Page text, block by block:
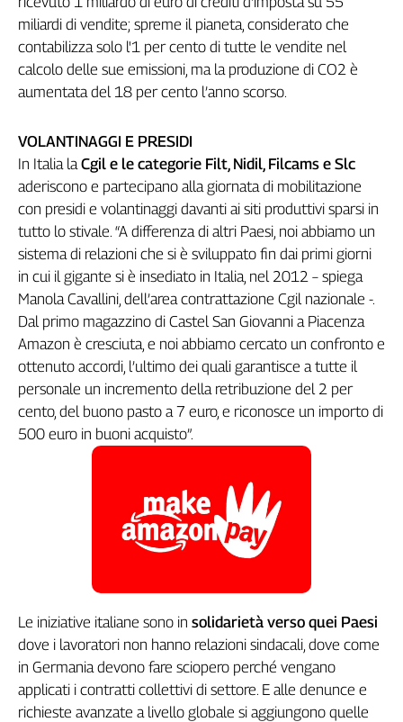
Collettiva
Girasoli
Il
Sassolino
Linea
Tech
It
Inserti
Idea
Diffusa
Le
trasmissioni
Work
in
Progress
Adige
Basilicata
Calabria
Campania
Emilia-
miliardi di vendite; spreme il pianeta, considerato che
contabilizza solo l'1 per cento di tutte le vendite nel
calcolo delle sue emissioni, ma la produzione di CO2 è
aumentata del 18 per cento l’anno scorso.
VOLANTINAGGI E PRESIDI
In Italia laCgil e le categorie Filt, Nidil, Filcams e Slc
aderiscono e partecipano alla giornata di mobilitazione
con presidi e volantinaggi davanti ai siti produttivi sparsi in
tutto lo stivale. “A differenza di altri Paesi, noi abbiamo un
sistema di relazioni che si è sviluppato fin dai primi giorni
in cui il gigante si è insediato in Italia, nel 2012 – spiega
Manola Cavallini, dell’area contrattazione Cgil nazionale -.
Dal primo magazzino di Castel San Giovanni a Piacenza
Amazon è cresciuta, e noi abbiamo cercato un confronto e
ottenuto accordi, l’ultimo dei quali garantisce a tutte il
personale un incremento della retribuzione del 2 per
cento, del buono pasto a 7 euro, e riconosce un importo di
500 euro in buoni acquisto”.
Le iniziative italiane sono in solidarietà verso quei Paesi
dove i lavoratori non hanno relazioni sindacali, dove come
in Germania devono fare sciopero perché vengano
applicati i contratti collettivi di settore. E alle denunce e
richieste avanzate a livello globale si aggiungono quelle